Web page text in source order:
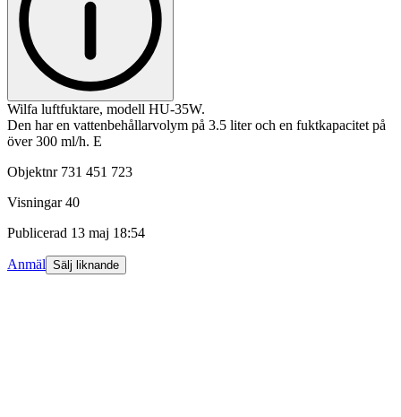
Wilfa luftfuktare, modell HU-35W.
Den har en vattenbehållarvolym på 3.5 liter och en fuktkapacitet på
över 300 ml/h. E
Objektnr 731 451 723
Visningar 40
Publicerad 13 maj 18:54
Anmäl Sälj liknande